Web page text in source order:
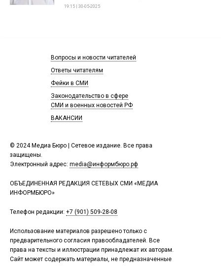
19:15 | 30-05-2025
© 2024 Медиа Бюро | Сетевое издание. Все права
защищены.
Электронный адрес: media@информбюро.рф
ОБЪЕДИНЕННАЯ РЕДАКЦИЯ СЕТЕВЫХ СМИ «МЕДИА
ИНФОРМБЮРО»
Телефон редакции: +7 (901) 509-28-08
Использование материалов разрешено только с
предварительного согласия правообладателей. Все
права на тексты и иллюстрации принадлежат их авторам.
Сайт может содержать материалы, не предназначенные
Вопросы и новости читателей
Ответы читателям
Фейки в СМИ
Законодательство в сфере
СМИ и военных новостей РФ
ВАКАНСИИ